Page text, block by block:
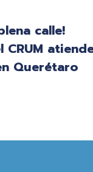
calle!
CRUM
Querétaro